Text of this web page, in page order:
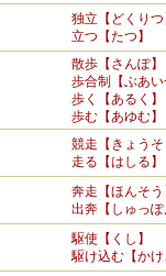
独立【どくり
立つ【たつ】
散歩【さんぽ】
歩合制【ぶあ
歩く【あるく】
歩む【あゆむ】
競走【きょう
走る【はしる】
奔走【ほんそ
出奔【しゅっ
駆使【くし】
駆け込む【か